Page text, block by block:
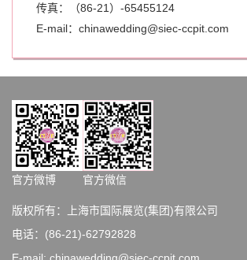
传真：（86-21）-65455124
E-mail：chinawedding@siec-ccpit.com
官方微博 官方微信
版权所有：上海市国际展览(集团)有限公司
电话：(86-21)-62792828
E-mail: chinawedding@siec-ccpit.com